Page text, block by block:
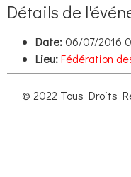
Détails de
Date:06/07/2016
Lieu:Fédération
© 2022 Tous Droits